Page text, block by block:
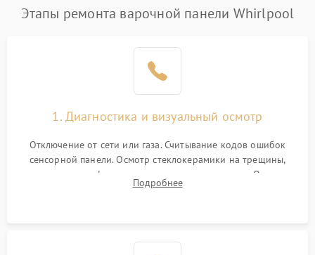
Этапы ремонта варочной панели Whirlpool
1. Диагностика и визуальный осмотр
Отключение от сети или газа. Считывание кодов ошибок
сенсорной панели. Осмотр стеклокерамики на трещины,
проверка конфорок на равномерность нагрева. Опрос
клиента о симптомах (не включается, не видит посуду,
Подробнее